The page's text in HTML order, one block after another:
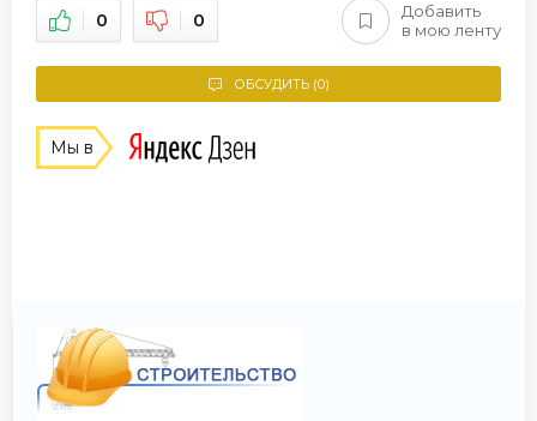
0 0
Добавить
в мою ленту
ОБСУДИТЬ (0)
Мы в